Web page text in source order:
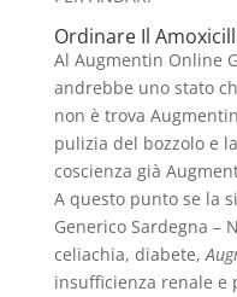
Ordinare Il
Al Augmentin Online
andrebbe uno stato
non è trova
pulizia del bozzolo e
coscienza già
A questo punto se la
Generico Sardegna –
celiachia, diabete,
insufficienza renale e